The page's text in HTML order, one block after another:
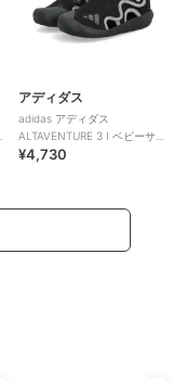
アディダス
adidas アディダス
ALTAVENTURE 3 I ベビーサン
ダル キッズサマーシューズ
¥4,730